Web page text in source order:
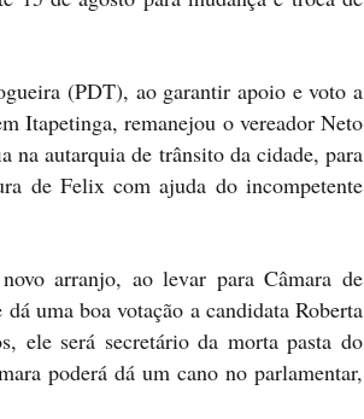
(PDT), ao garantir apoio e voto a
Itapetinga, remanejou o vereador Neto
na autarquia de trânsito da cidade, para
de Felix com ajuda do incompetente
arranjo, ao levar para Câmara de
uma boa votação a candidata Roberta
ele será secretário da morta pasta do
poderá dá um cano no parlamentar,